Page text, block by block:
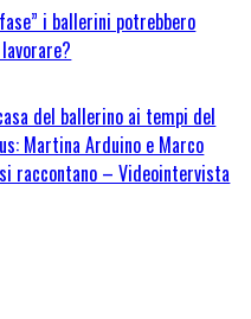
i ballerini potrebbero
del ballerino ai tempi del
Martina Arduino e Marco
raccontano – Videointervista